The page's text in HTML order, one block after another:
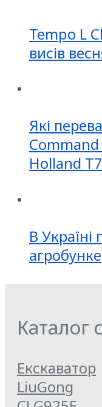
Tempo L
висів
Які
Holland T7
В
Каталог
Екскаватор
LiuGong